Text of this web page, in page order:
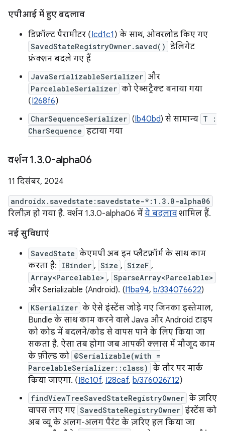
एपीआई में हुए बदलाव
डिफ़ॉल्ट पैरामीटर (Icd1c1 ) के साथ, ओवरलोड किए गए
SavedStateRegistryOwner.saved() डेलिगेट
फ़ंक्शन बदले गए हैं
JavaSerializableSerializer और
ParcelableSerializer को ऐब्सट्रैक्ट बनाया गया
(I268f6)
CharSequenceSerializer (Ib40bd) से सामान्य T :
CharSequence हटाया गया
वर्शन 1.3.0-alpha06
11 दिसंबर, 2024
androidx.savedstate:savedstate-*:1.3.0-alpha06
रिलीज़ हो गया है. वर्शन 1.3.0-alpha06 में ये बदलाव शामिल हैं.
नई सुविधाएं
SavedState केएमपी अब इन प्लैटफ़ॉर्म के साथ काम
करता है: IBinder , Size , SizeF ,
Array<Parcelable> , SparseArray<Parcelable>
और Serializable (Android). (I1ba94, b/334076622)
KSerializer के ऐसे इंस्टेंस जोड़े गए जिनका इस्तेमाल,
Bundle के साथ काम करने वाले Java और Android टाइप
को कोड में बदलने/कोड से वापस पाने के लिए किया जा
सकता है. ऐसा तब होगा जब आपकी क्लास में मौजूद काम
के फ़ील्ड को @Serializable(with =
ParcelableSerializer::class) के तौर पर मार्क
किया जाएगा. (I8c10f, I28caf, b/376026712)
findViewTreeSavedStateRegistryOwner के ज़रिए
वापस लाए गए SavedStateRegistryOwner इंस्टेंस को
अब व्यू के अलग-अलग पैरंट के ज़रिए हल किया जा